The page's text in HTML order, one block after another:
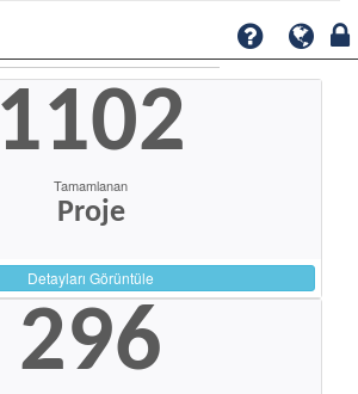
1102
Tamamlanan
Proje
Detayları Görüntüle
296